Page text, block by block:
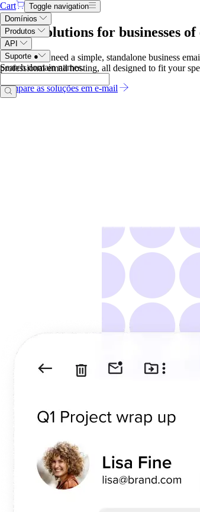
Cart
Toggle navigation
Domínios
Produtos
API
Suporte ●
Search domain names.
Email solutions for businesses of
Whether you need a simple, standalone business
professional email hosting, all designed to fit your
Compare as soluções em e-mail